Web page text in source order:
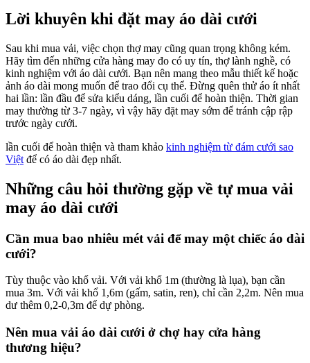
Lời khuyên khi đặt may áo dài cưới
Sau khi mua vải, việc chọn thợ may cũng quan trọng không kém.
Hãy tìm đến những cửa hàng may đo có uy tín, thợ lành nghề, có
kinh nghiệm với áo dài cưới. Bạn nên mang theo mẫu thiết kế hoặc
ảnh áo dài mong muốn để trao đổi cụ thể. Đừng quên thử áo ít nhất
hai lần: lần đầu để sửa kiểu dáng, lần cuối để hoàn thiện. Thời gian
may thường từ 3-7 ngày, vì vậy hãy đặt may sớm để tránh cập rập
trước ngày cưới.
lần cuối để hoàn thiện và tham khảo kinh nghiệm từ đám cưới sao
Việt để có áo dài đẹp nhất.
Những câu hỏi thường gặp về tự mua vải
may áo dài cưới
Cần mua bao nhiêu mét vải để may một chiếc áo dài
cưới?
Tùy thuộc vào khổ vải. Với vải khổ 1m (thường là lụa), bạn cần
mua 3m. Với vải khổ 1,6m (gấm, satin, ren), chỉ cần 2,2m. Nên mua
dư thêm 0,2-0,3m để dự phòng.
Nên mua vải áo dài cưới ở chợ hay cửa hàng
thương hiệu?